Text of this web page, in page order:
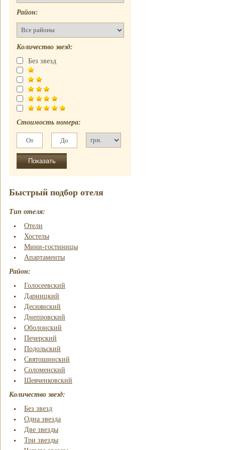
почасово
гостиницы
молодоженов
Район:
Количество звезд:
Без звезд
Стоимость номера:
Быстрый подбор отеля
Тип отеля:
Отели
Хостелы
Мини-гостиницы
Апартаменты
Район:
Голосеевский
Дарницкий
Деснянский
Днепровский
Оболонский
Печерский
Подольский
Святошинский
Соломенский
Шевченковский
Количество звезд:
Без звезд
Одна звезда
Две звезды
Три звезды